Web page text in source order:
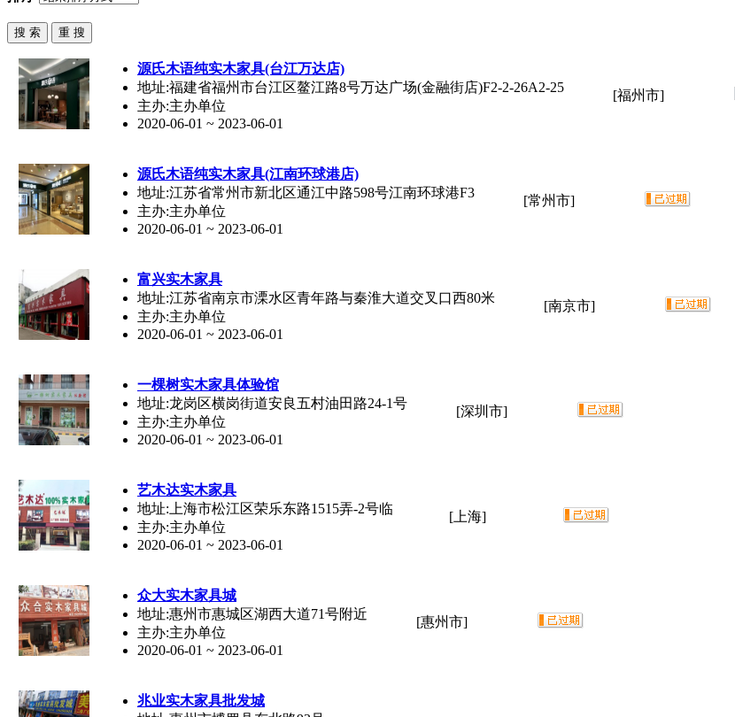
求购
家具卖场
家具售后
材料·设备
卖场
家居设计
行业展会
源氏木语纯实木家具(台江万达店)
地址:福建省福州市台江区鳌江路8号万达广场(金融街店)F2-2-26A2-25
主办:主办单位
2020-06-01 ~ 2023-06-01
[福州市]
源氏木语纯实木家具(江南环球港店)
地址:江苏省常州市新北区通江中路598号江南环球港F3
主办:主办单位
2020-06-01 ~ 2023-06-01
[常州市]
富兴实木家具
地址:江苏省南京市溧水区青年路与秦淮大道交叉口西80米
主办:主办单位
2020-06-01 ~ 2023-06-01
[南京市]
一棵树实木家具体验馆
地址:龙岗区横岗街道安良五村油田路24-1号
主办:主办单位
2020-06-01 ~ 2023-06-01
[深圳市]
艺木达实木家具
地址:上海市松江区荣乐东路1515弄-2号临
主办:主办单位
2020-06-01 ~ 2023-06-01
[上海]
众大实木家具城
地址:惠州市惠城区湖西大道71号附近
主办:主办单位
2020-06-01 ~ 2023-06-01
[惠州市]
兆业实木家具批发城